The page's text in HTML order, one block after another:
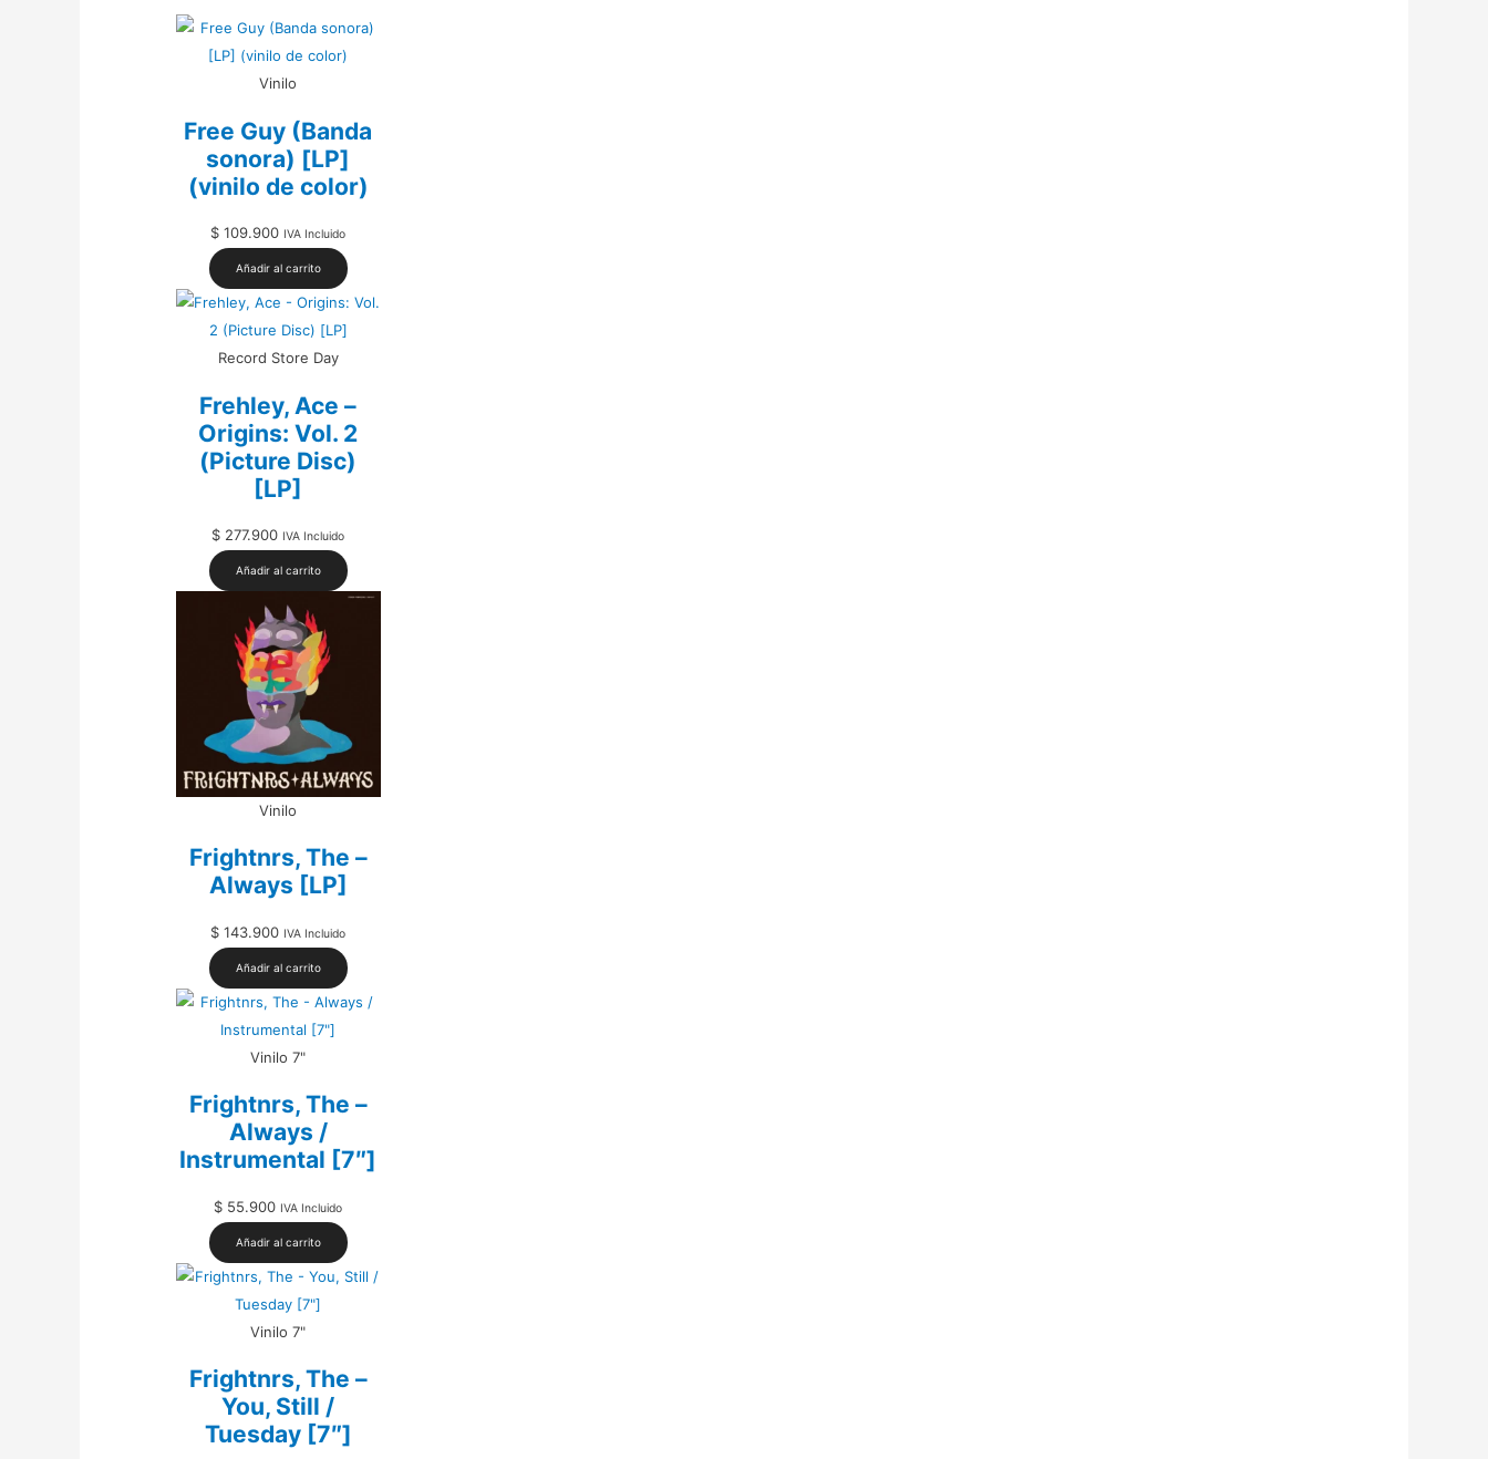
Vinilo
Free Guy (Banda
sonora) [LP]
(vinilo de color)
$ 109.900 IVA Incluido
Añadir al carrito
Record Store Day
Frehley, Ace –
Origins: Vol. 2
(Picture Disc)
[LP]
$ 277.900 IVA Incluido
Añadir al carrito
Vinilo
Frightnrs, The –
Always [LP]
$ 143.900 IVA Incluido
Añadir al carrito
Vinilo 7"
Frightnrs, The –
Always /
Instrumental [7″]
$ 55.900 IVA Incluido
Añadir al carrito
Vinilo 7"
Frightnrs, The –
You, Still /
Tuesday [7″]